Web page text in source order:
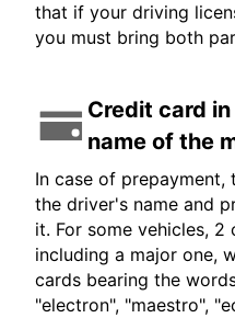
that if your driving
you must bring both
Credit card
name of the
In case of
the driver's name and
it. For some vehicles,
including a major one,
cards bearing the
"electron", "maestro",